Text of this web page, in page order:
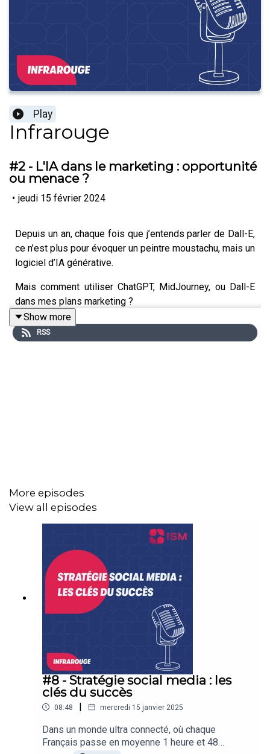
Play
Infrarouge
#2 - L'IA dans le marketing : opportunité
ou menace ?
• jeudi 15 février 2024
Depuis un an, chaque fois que j’entends parler de Dall-E,
ce n’est plus pour évoquer un peintre moustachu, mais un
logiciel d’IA générative.
Mais comment utiliser ChatGPT, MidJourney, ou Dall-E
dans mes plans marketing ?
Dans l’épisode précédent, je vous ai raconté la longue
histoire d’amour qui unit le marketing à la data. Cette
Hébergé par Ausha. Visitez
Show more
RSS
More episodes
View all episodes
#8 - Stratégie social media : les
clés du succès
08:48 | mercredi 15 janvier 2025
Dans un monde ultra connecté, où chaque
Français passe en moyenne 1 heure et 48